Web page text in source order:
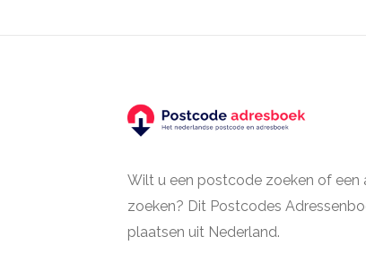
Wilt u een postcode zoeken of een
zoeken? Dit Postcodes
plaatsen uit Nederland.